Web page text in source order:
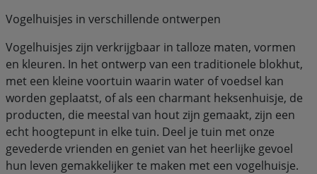
Vogelhuisjes in verschillende ontwerpen
Vogelhuisjes zijn verkrijgbaar in talloze maten, vormen
en kleuren. In het ontwerp van een traditionele blokhut,
met een kleine voortuin waarin water of voedsel kan
worden geplaatst, of als een charmant heksenhuisje, de
producten, die meestal van hout zijn gemaakt, zijn een
echt hoogtepunt in elke tuin. Deel je tuin met onze
gevederde vrienden en geniet van het heerlijke gevoel
hun leven gemakkelijker te maken met een vogelhuisje.